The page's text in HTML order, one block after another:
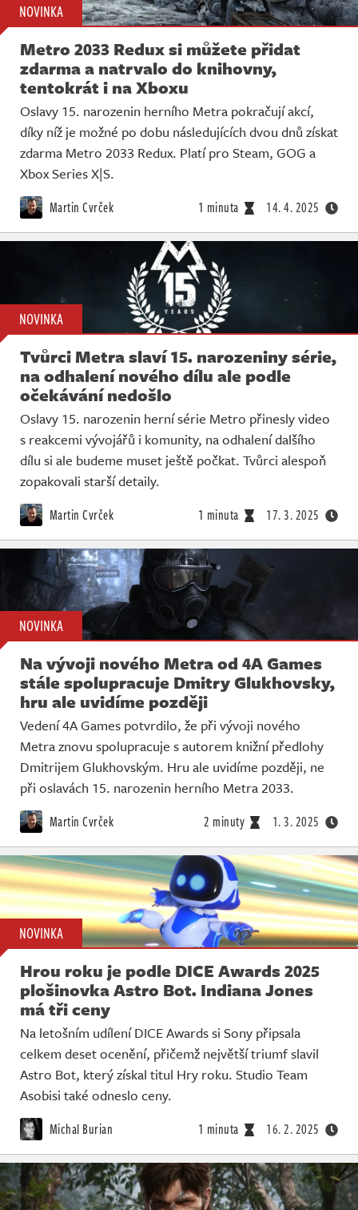
NOVINKA
Metro 2033 Redux si můžete přidat
zdarma a natrvalo do knihovny,
tentokrát i na Xboxu
Oslavy 15. narozenin herního Metra pokračují akcí,
díky níž je možné po dobu následujících dvou dnů získat
zdarma Metro 2033 Redux. Platí pro Steam, GOG a
Xbox Series X|S.
Martin Cvrček 1 minuta 14. 4. 2025
NOVINKA
Tvůrci Metra slaví 15. narozeniny série,
na odhalení nového dílu ale podle
očekávání nedošlo
Oslavy 15. narozenin herní série Metro přinesly video
s reakcemi vývojářů i komunity, na odhalení dalšího
dílu si ale budeme muset ještě počkat. Tvůrci alespoň
zopakovali starší detaily.
Martin Cvrček 1 minuta 17. 3. 2025
NOVINKA
Na vývoji nového Metra od 4A Games
stále spolupracuje Dmitry Glukhovsky,
hru ale uvidíme později
Vedení 4A Games potvrdilo, že při vývoji nového
Metra znovu spolupracuje s autorem knižní předlohy
Dmitrijem Glukhovským. Hru ale uvidíme později, ne
při oslavách 15. narozenin herního Metra 2033.
Martin Cvrček 2 minuty 1. 3. 2025
NOVINKA
Hrou roku je podle DICE Awards 2025
plošinovka Astro Bot. Indiana Jones
má tři ceny
Na letošním udílení DICE Awards si Sony připsala
celkem deset ocenění, přičemž největší triumf slavil
Astro Bot, který získal titul Hry roku. Studio Team
Asobisi také odneslo ceny.
Michal Burian 1 minuta 16. 2. 2025